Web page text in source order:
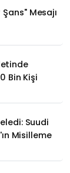
Mesajı
Bin Kişi
Suudi
Misilleme